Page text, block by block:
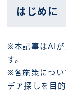
はじめに
※本記事はAIが
す。
※各施策につい
デア探しを目